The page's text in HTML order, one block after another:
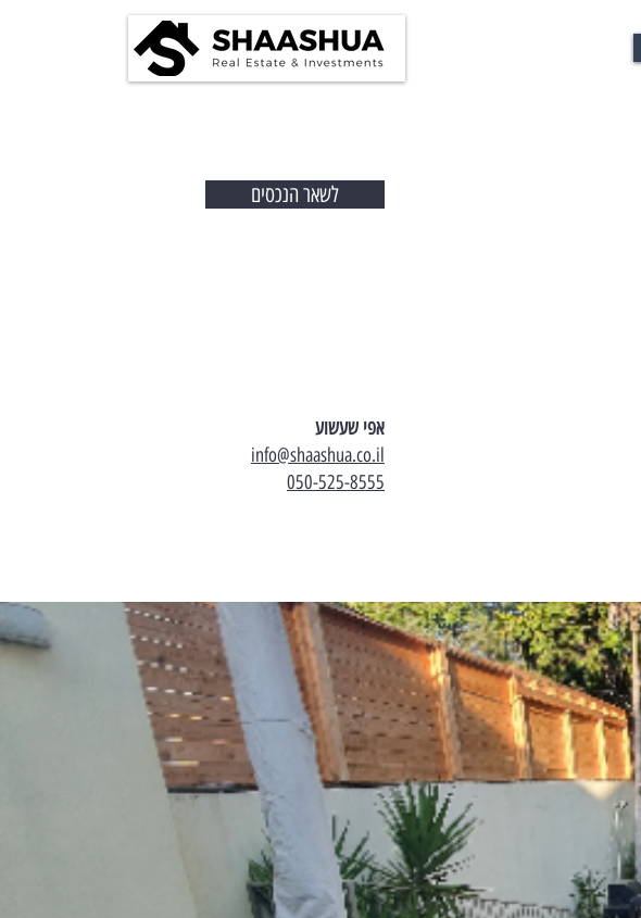
לשאר הנכסים
אפי שעשוע
info@shaashua.co.il
050-525-8555